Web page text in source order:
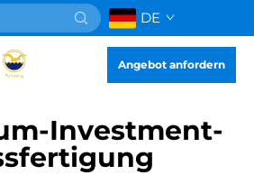
DE
Angebot anfordern
Investment-